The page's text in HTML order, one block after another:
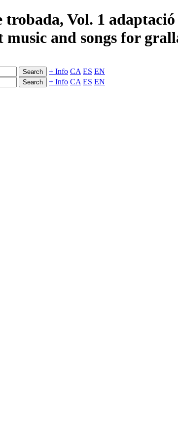
trobada, Vol. 1
music and songs for
Search + Info CA ES EN
Search + Info CA ES EN